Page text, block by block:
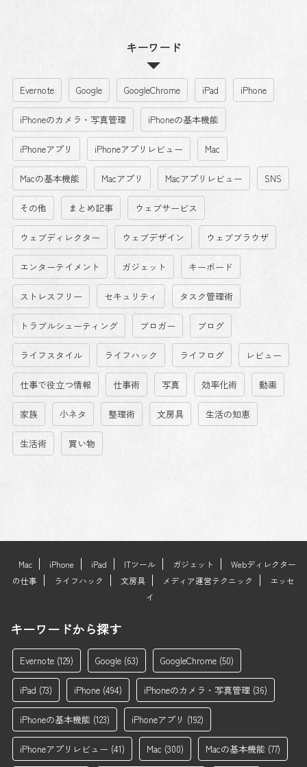
キーワード
Evernote Google GoogleChrome iPad iPhone
iPhoneのカメラ・写真管理 iPhoneの基本機能
iPhoneアプリ iPhoneアプリレビュー Mac
Macの基本機能 Macアプリ Macアプリレビュー SNS
その他 まとめ記事 ウェブサービス
ウェブディレクター ウェブデザイン ウェブブラウザ
エンターテイメント ガジェット キーボード
ストレスフリー セキュリティ タスク管理術
トラブルシューティング ブロガー ブログ
ライフスタイル ライフハック ライフログ レビュー
仕事で役立つ情報 仕事術 写真 効率化術 動画
家族 小ネタ 整理術 文房具 生活の知恵
生活術 買い物
Mac iPhone iPad ITツール ガジェット
Webディレクター
の仕事
ライフハック 文房具 メディア運営テクニック
エッセ
イ
キーワードから探す
Evernote (129) Google (63) GoogleChrome (50)
iPad (73) iPhone (494) iPhoneのカメラ・写真管理 (36)
iPhoneの基本機能 (123) iPhoneアプリ (192)
iPhoneアプリレビュー (41) Mac (300) Macの基本機能 (77)